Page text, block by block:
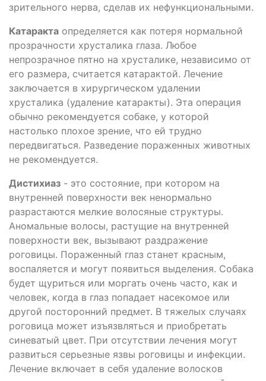
зрительного нерва, сделав их нефункциональными.
Катаракта определяется как потеря нормальной
прозрачности хрусталика глаза. Любое
непрозрачное пятно на хрусталике, независимо от
его размера, считается катарактой. Лечение
заключается в хирургическом удалении
хрусталика (удаление катаракты). Эта операция
обычно рекомендуется собаке, у которой
настолько плохое зрение, что ей трудно
передвигаться. Разведение пораженных животных
не рекомендуется.
Дистихиаз - это состояние, при котором на
внутренней поверхности век ненормально
разрастаются мелкие волосяные структуры.
Аномальные волосы, растущие на внутренней
поверхности век, вызывают раздражение
роговицы. Пораженный глаз станет красным,
воспаляется и могут появиться выделения. Собака
будет щуриться или моргать очень часто, как и
человек, когда в глаз попадает насекомое или
другой посторонний предмет. В тяжелых случаях
роговица может изъязвляться и приобретать
синеватый цвет. При отсутствии лечения могут
развиться серьезные язвы роговицы и инфекции.
Лечение включает в себя удаление волосков